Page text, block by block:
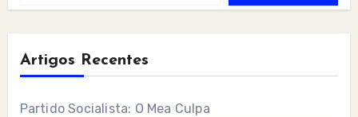
Artigos Recentes
Partido Socialista: O Mea Culpa